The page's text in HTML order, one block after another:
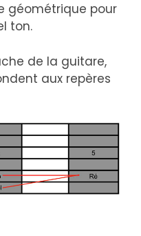
géométrique pour
ton.
de la guitare,
aux repères